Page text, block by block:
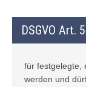
DSGVO Art.
für festgelegte,
werden und